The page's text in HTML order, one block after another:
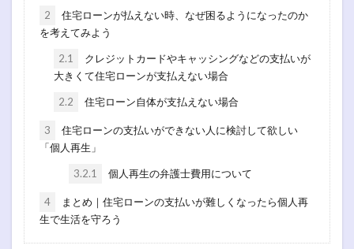
2
住宅ローンが払えない時、なぜ困るようになったのか
を考えてみよう
2.1
クレジットカードやキャッシングなどの支払いが
大きくて住宅ローンが支払えない場合
2.2 住宅ローン自体が支払えない場合
3
住宅ローンの支払いができない人に検討して欲しい
「個人再生」
3.2.1 個人再生の弁護士費用について
4
まとめ｜住宅ローンの支払いが難しくなったら個人再
生で生活を守ろう